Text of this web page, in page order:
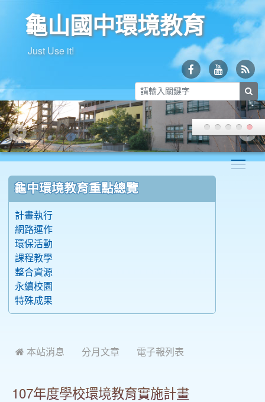
龜山國中環境教育
Just Use it!
龜中環境教育重點總覽
計畫執行
網路運作
環保活動
課程教學
整合資源
永續校園
特殊成果
 本站消息 分月文章 電子報列表
107年度學校環境教育實施計畫